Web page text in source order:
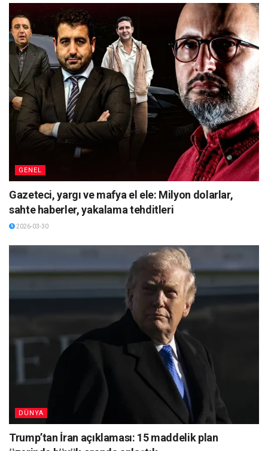
GENEL
Gazeteci, yargı ve mafya el ele: Milyon dolarlar,
sahte haberler, yakalama tehditleri
2026-03-30
DÜNYA
Trump’tan İran açıklaması: 15 maddelik plan